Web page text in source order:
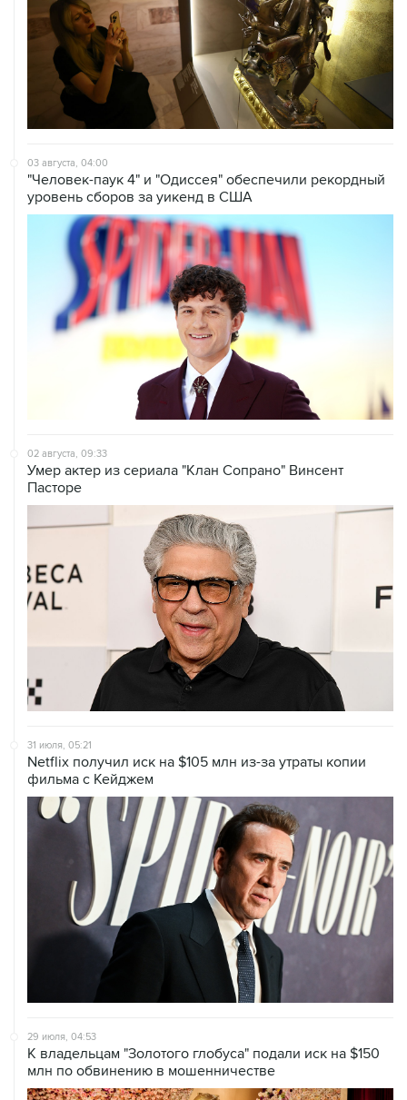
03 августа, 04:00
"Человек-паук 4" и "Одиссея" обеспечили рекордный
уровень сборов за уикенд в США
02 августа, 09:33
Умер актер из сериала "Клан Сопрано" Винсент
Пасторе
31 июля, 05:21
Netflix получил иск на $105 млн из-за утраты копии
фильма с Кейджем
29 июля, 04:53
К владельцам "Золотого глобуса" подали иск на $150
млн по обвинению в мошенничестве